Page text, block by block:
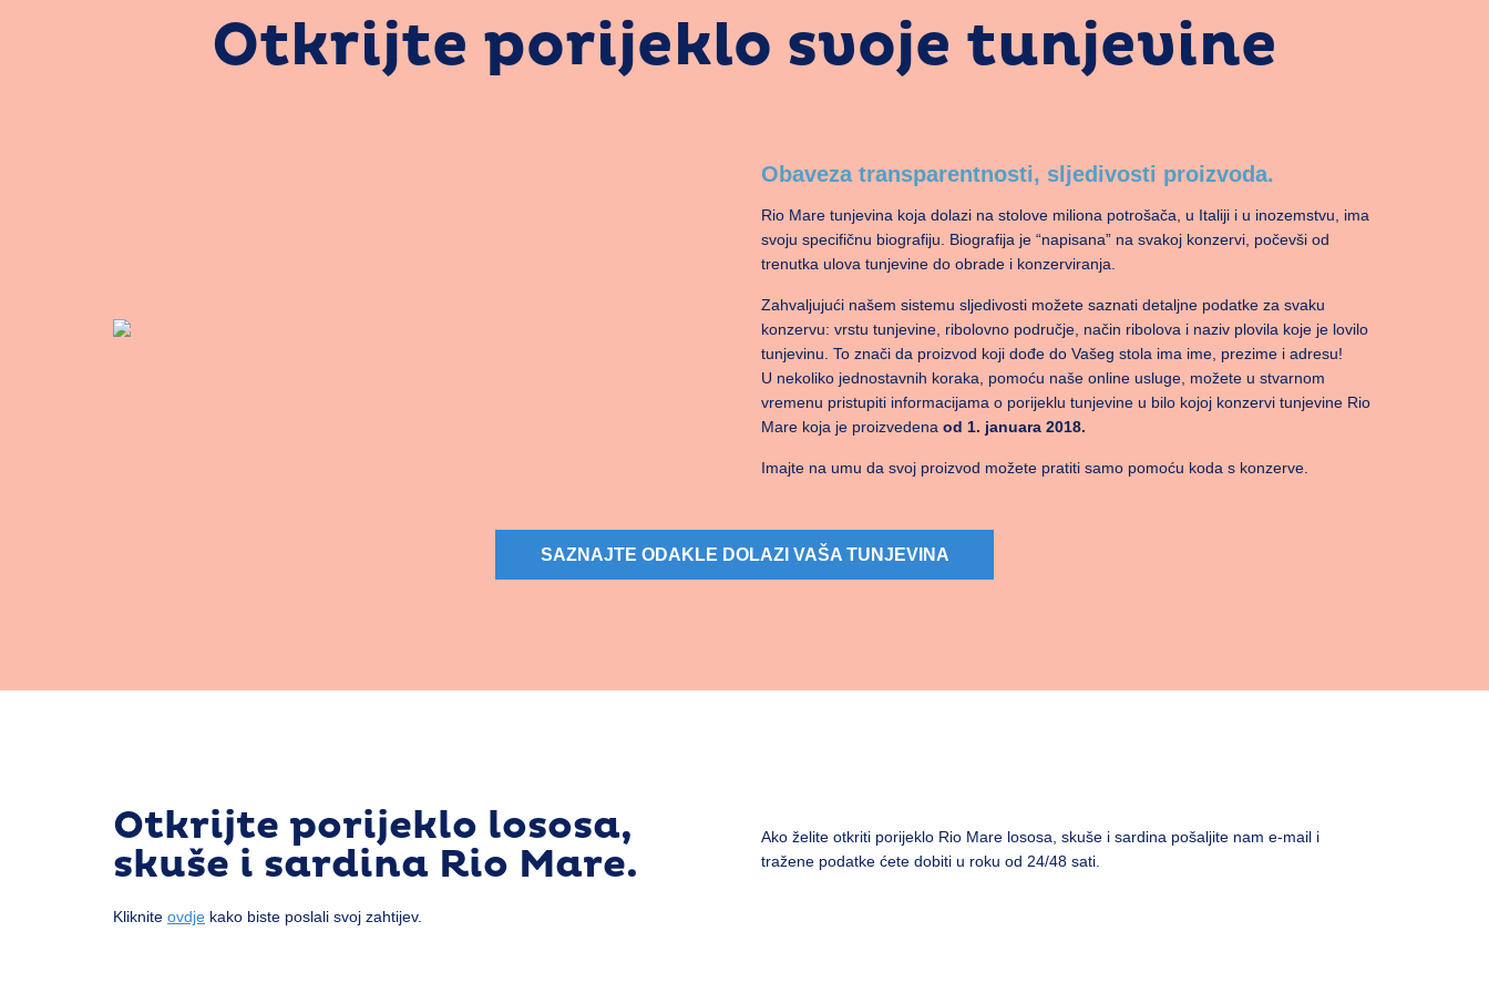
Otkrijte porijeklo svoje tunjevine
Obaveza transparentnosti, sljedivosti proizvoda.
Rio Mare tunjevina koja dolazi na stolove miliona potrošača, u Italiji i u inozemstvu, ima
svoju specifičnu biografiju. Biografija je “napisana” na svakoj konzervi, počevši od
trenutka ulova tunjevine do obrade i konzerviranja.
Zahvaljujući našem sistemu sljedivosti možete saznati detaljne podatke za svaku
konzervu: vrstu tunjevine, ribolovno područje, način ribolova i naziv plovila koje je lovilo
tunjevinu. To znači da proizvod koji dođe do Vašeg stola ima ime, prezime i adresu!
U nekoliko jednostavnih koraka, pomoću naše online usluge, možete u stvarnom
vremenu pristupiti informacijama o porijeklu tunjevine u bilo kojoj konzervi tunjevine Rio
Mare koja je proizvedena od 1. januara 2018.
Imajte na umu da svoj proizvod možete pratiti samo pomoću koda s konzerve.
SAZNAJTE ODAKLE DOLAZI VAŠA TUNJEVINA
Otkrijte porijeklo lososa,
skuše i sardina Rio Mare.
Kliknite ovdje kako biste poslali svoj zahtijev.
Ako želite otkriti porijeklo Rio Mare lososa, skuše i sardina pošaljite nam e-mail i
tražene podatke ćete dobiti u roku od 24/48 sati.